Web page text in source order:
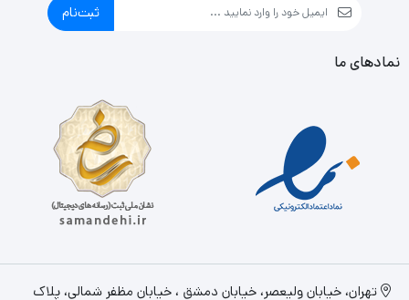
ثبت‌نام
نمادهای ما
تهران، خيابان وليعصر، خیابان دمشق ، خیابان مظفر شمالی، پلاک